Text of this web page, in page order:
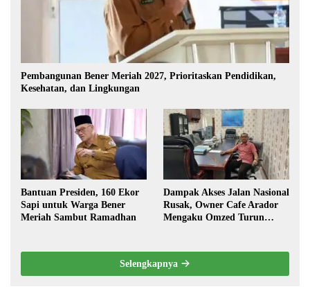
Pembangunan Bener Meriah 2027, Prioritaskan Pendidikan,
Kesehatan, dan Lingkungan
Bantuan Presiden, 160 Ekor
Sapi untuk Warga Bener
Meriah Sambut Ramadhan
Dampak Akses Jalan Nasional
Rusak, Owner Cafe Arador
Mengaku Omzed Turun
Selengkapnya